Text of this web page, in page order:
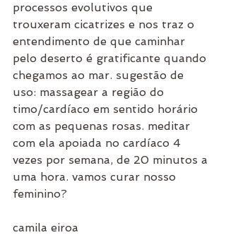
processos evolutivos que
trouxeram cicatrizes e nos traz o
entendimento de que caminhar
pelo deserto é gratificante quando
chegamos ao mar. sugestão de
uso: massagear a região do
timo/cardíaco em sentido horário
com as pequenas rosas. meditar
com ela apoiada no cardíaco 4
vezes por semana, de 20 minutos a
uma hora. vamos curar nosso
feminino?
camila eiroa